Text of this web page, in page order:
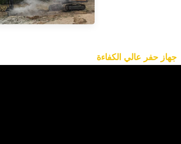
جهاز حفر عالي الكفاءة